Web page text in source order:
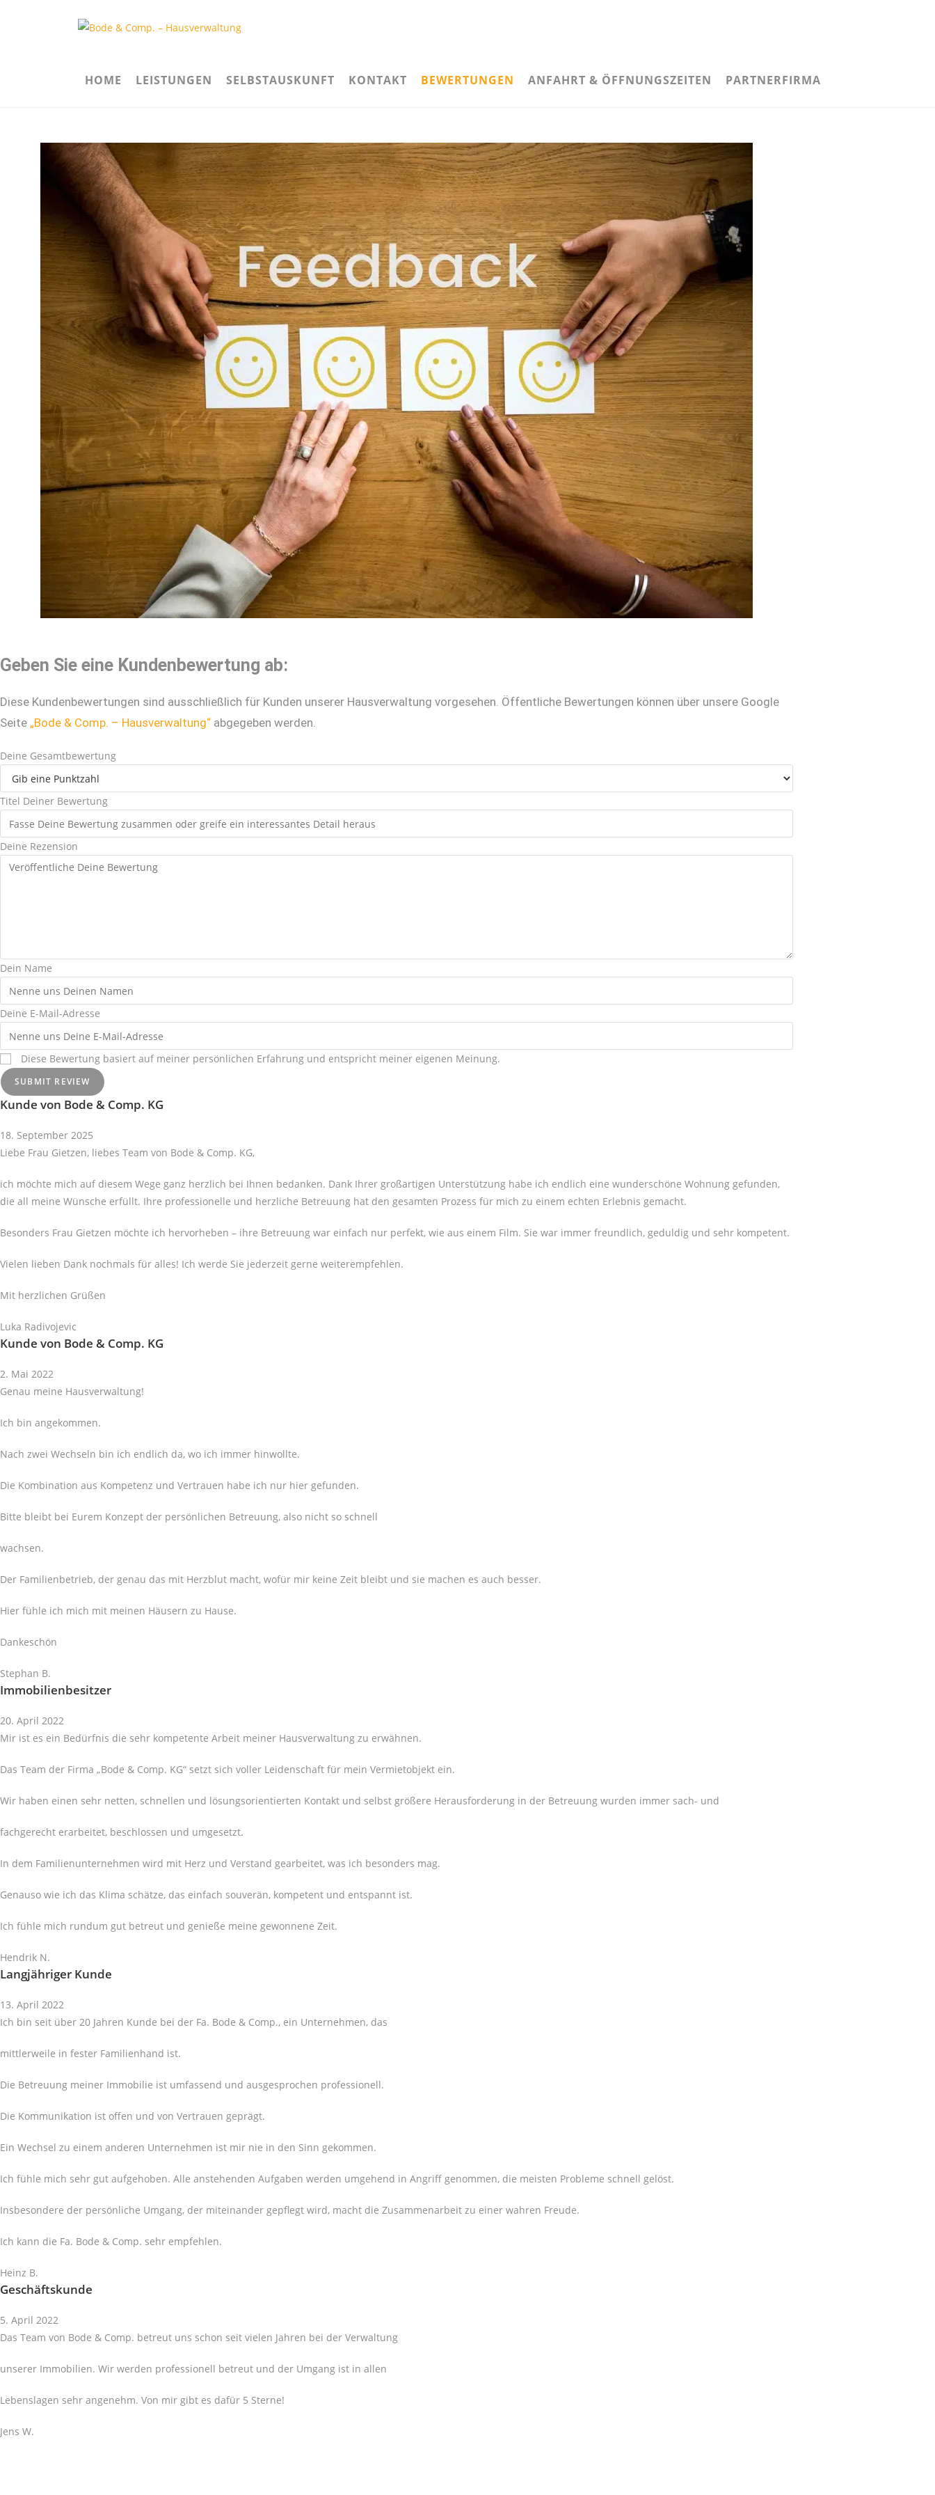
HOME LEISTUNGEN SELBSTAUSKUNFT KONTAKT BEWERTUNGEN ANFAHRT & ÖFFNUNGSZEITEN PARTNERFIRMA
Geben Sie eine Kundenbewertung ab:
Diese Kundenbewertungen sind ausschließlich für Kunden unserer Hausverwaltung vorgesehen. Öffentliche Bewertungen können über unsere Google
Seite „Bode & Comp. – Hausverwaltung“ abgegeben werden.
Deine Gesamtbewertung
Titel Deiner Bewertung
Deine Rezension
Dein Name
Deine E-Mail-Adresse
Diese Bewertung basiert auf meiner persönlichen Erfahrung und entspricht meiner eigenen Meinung.
SUBMIT REVIEW
Kunde von Bode & Comp. KG
18. September 2025
Liebe Frau Gietzen, liebes Team von Bode & Comp. KG,
ich möchte mich auf diesem Wege ganz herzlich bei Ihnen bedanken. Dank Ihrer großartigen Unterstützung habe ich endlich eine wunderschöne Wohnung gefunden,
die all meine Wünsche erfüllt. Ihre professionelle und herzliche Betreuung hat den gesamten Prozess für mich zu einem echten Erlebnis gemacht.
Besonders Frau Gietzen möchte ich hervorheben – ihre Betreuung war einfach nur perfekt, wie aus einem Film. Sie war immer freundlich, geduldig und sehr kompetent.
Vielen lieben Dank nochmals für alles! Ich werde Sie jederzeit gerne weiterempfehlen.
Mit herzlichen Grüßen
Luka Radivojevic
Kunde von Bode & Comp. KG
2. Mai 2022
Genau meine Hausverwaltung!
Ich bin angekommen.
Nach zwei Wechseln bin ich endlich da, wo ich immer hinwollte.
Die Kombination aus Kompetenz und Vertrauen habe ich nur hier gefunden.
Bitte bleibt bei Eurem Konzept der persönlichen Betreuung, also nicht so schnell
wachsen.
Der Familienbetrieb, der genau das mit Herzblut macht, wofür mir keine Zeit bleibt und sie machen es auch besser.
Hier fühle ich mich mit meinen Häusern zu Hause.
Dankeschön
Stephan B.
Immobilienbesitzer
20. April 2022
Mir ist es ein Bedürfnis die sehr kompetente Arbeit meiner Hausverwaltung zu erwähnen.
Das Team der Firma „Bode & Comp. KG“ setzt sich voller Leidenschaft für mein Vermietobjekt ein.
Wir haben einen sehr netten, schnellen und lösungsorientierten Kontakt und selbst größere Herausforderung in der Betreuung wurden immer sach- und
fachgerecht erarbeitet, beschlossen und umgesetzt.
In dem Familienunternehmen wird mit Herz und Verstand gearbeitet, was ich besonders mag.
Genauso wie ich das Klima schätze, das einfach souverän, kompetent und entspannt ist.
Ich fühle mich rundum gut betreut und genieße meine gewonnene Zeit.
Hendrik N.
Langjähriger Kunde
13. April 2022
Ich bin seit über 20 Jahren Kunde bei der Fa. Bode & Comp., ein Unternehmen, das
mittlerweile in fester Familienhand ist.
Die Betreuung meiner Immobilie ist umfassend und ausgesprochen professionell.
Die Kommunikation ist offen und von Vertrauen geprägt.
Ein Wechsel zu einem anderen Unternehmen ist mir nie in den Sinn gekommen.
Ich fühle mich sehr gut aufgehoben. Alle anstehenden Aufgaben werden umgehend in Angriff genommen, die meisten Probleme schnell gelöst.
Insbesondere der persönliche Umgang, der miteinander gepflegt wird, macht die Zusammenarbeit zu einer wahren Freude.
Ich kann die Fa. Bode & Comp. sehr empfehlen.
Heinz B.
Geschäftskunde
5. April 2022
Das Team von Bode & Comp. betreut uns schon seit vielen Jahren bei der Verwaltung
unserer Immobilien. Wir werden professionell betreut und der Umgang ist in allen
Lebenslagen sehr angenehm. Von mir gibt es dafür 5 Sterne!
Jens W.